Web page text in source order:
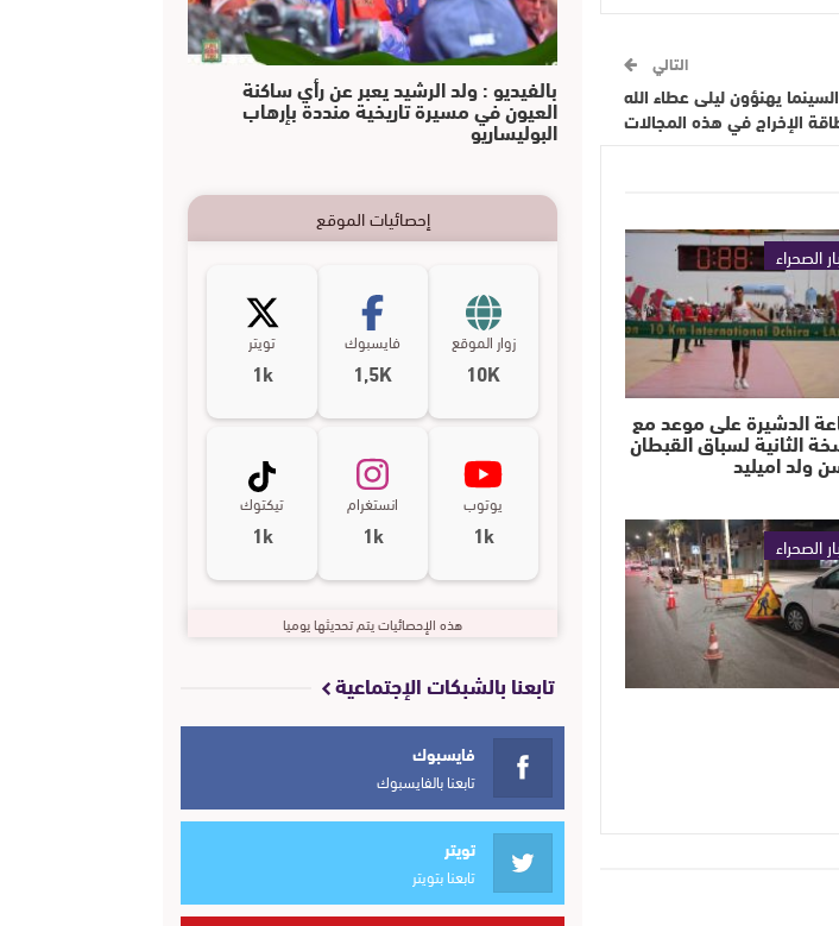
التالي
يهنؤون ليلى عطاء الله
الإخراج في هذه المجالات
الصحراء
الدشيرة على موعد مع
الثانية لسباق القبطان
ولد اميليد
الصحراء
بالفيديو : ولد الرشيد يعبر عن رأي ساكنة
العيون في مسيرة تاريخية منددة بإرهاب
البوليساريو
إحصائيات الموقع
زوار الموقع
10K
فايسبوك
1,5K
تويتر
1k
يوتوب
1k
انستغرام
1k
تيكتوك
1k
هذه الإحصائيات يتم تحديثها يوميا
تابعنا بالشبكات الإجتماعية
فايسبوك
تابعنا بالفايسبوك
تويتر
تابعنا بتويتر